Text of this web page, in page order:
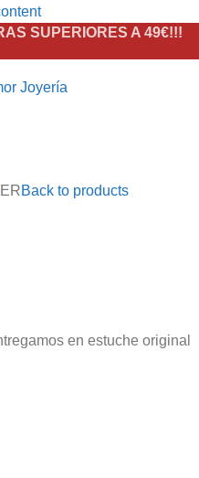
SUPERIORES A 49€!!!
Back to products
en estuche original